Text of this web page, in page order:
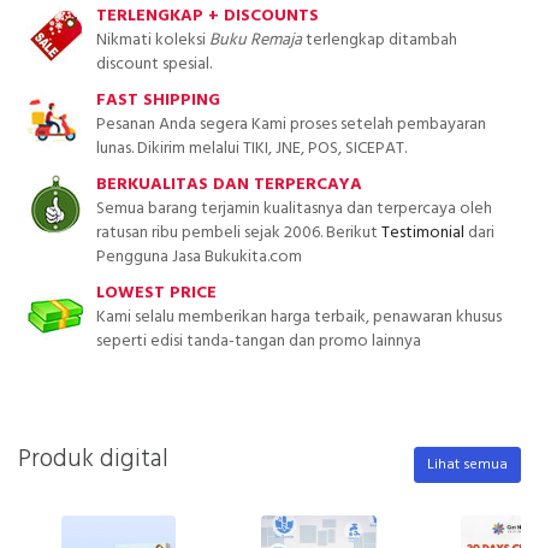
TERLENGKAP + DISCOUNTS
Nikmati koleksiBuku Remajaterlengkap ditambah
discount spesial.
FAST SHIPPING
Pesanan Anda segera Kami proses setelah pembayaran
lunas. Dikirim melalui TIKI, JNE, POS, SICEPAT.
BERKUALITAS DAN TERPERCAYA
Semua barang terjamin kualitasnya dan terpercaya oleh
ratusan ribu pembeli sejak 2006. BerikutTestimonial dari
Pengguna Jasa Bukukita.com
LOWEST PRICE
Kami selalu memberikan harga terbaik, penawaran khusus
seperti edisi tanda-tangan dan promo lainnya
Produk digital Lihat semua